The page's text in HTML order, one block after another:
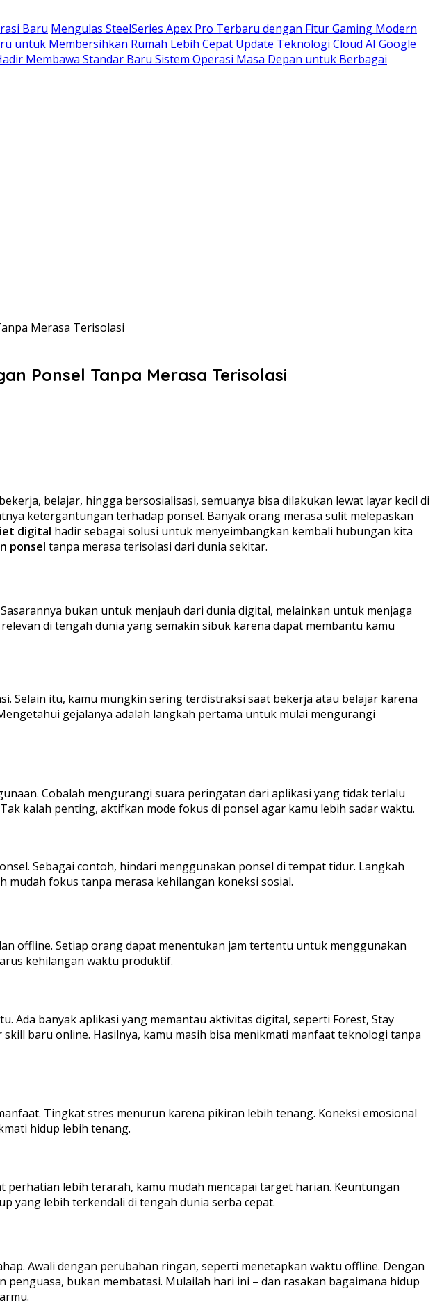
Baru Mengulas SteelSeries Apex Pro Terbaru dengan Fitur Gaming Modern
untuk Membersihkan Rumah Lebih Cepat Update Teknologi Cloud AI Google
Membawa Standar Baru Sistem Operasi Masa Depan untuk Berbagai
Merasa Terisolasi
Ponsel Tanpa Merasa Terisolasi
belajar, hingga bersosialisasi, semuanya bisa dilakukan lewat layar kecil di
ketergantungan terhadap ponsel. Banyak orang merasa sulit melepaskan
digital hadir sebagai solusi untuk menyeimbangkan kembali hubungan kita
ponsel tanpa merasa terisolasi dari dunia sekitar.
bukan untuk menjauh dari dunia digital, melainkan untuk menjaga
di tengah dunia yang semakin sibuk karena dapat membantu kamu
Selain itu, kamu mungkin sering terdistraksi saat bekerja atau belajar karena
gejalanya adalah langkah pertama untuk mulai mengurangi
Cobalah mengurangi suara peringatan dari aplikasi yang tidak terlalu
kalah penting, aktifkan mode fokus di ponsel agar kamu lebih sadar waktu.
Sebagai contoh, hindari menggunakan ponsel di tempat tidur. Langkah
fokus tanpa merasa kehilangan koneksi sosial.
offline. Setiap orang dapat menentukan jam tertentu untuk menggunakan
kehilangan waktu produktif.
banyak aplikasi yang memantau aktivitas digital, seperti Forest, Stay
baru online. Hasilnya, kamu masih bisa menikmati manfaat teknologi tanpa
Tingkat stres menurun karena pikiran lebih tenang. Koneksi emosional
hidup lebih tenang.
lebih terarah, kamu mudah mencapai target harian. Keuntungan
yang lebih terkendali di tengah dunia serba cepat.
Awali dengan perubahan ringan, seperti menetapkan waktu offline. Dengan
bukan membatasi. Mulailah hari ini – dan rasakan bagaimana hidup